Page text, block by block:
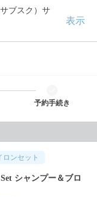
ブスク）サ
表示
予約手続き
ンセット
ブロ